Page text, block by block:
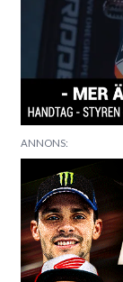
ANNONS: